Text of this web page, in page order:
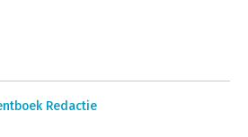
Redactie